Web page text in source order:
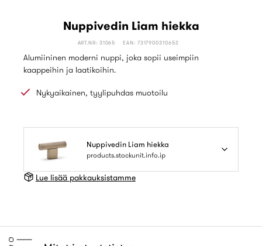
Nuppivedin Liam hiekka
ART.NR: 31065 EAN: 7317900310652
Alumiininen moderni nuppi, joka sopii useimpiin
kaappeihin ja laatikoihin.
Nykyaikainen, tyylipuhdas muotoilu
Nuppivedin Liam hiekka
products.stockunit.info.ip
Lue lisää pakkauksistamme